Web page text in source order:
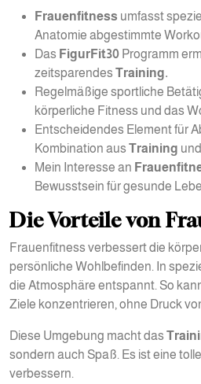
Frauenfitness umfasst
Anatomie abgestimmte
Das FigurFit30 Programm
zeitsparendes Training.
Regelmäßige sportliche
körperliche Fitness und das
Entscheidendes Element für
Kombination aus Training und
Mein Interesse an
Bewusstsein für gesunde
Die Vorteile von
Frauenfitness verbessert die
persönliche Wohlbefinden. In
die Atmosphäre entspannt. So
Ziele konzentrieren, ohne Druck
Diese Umgebung macht das
sondern auch Spaß. Es ist eine
verbessern.